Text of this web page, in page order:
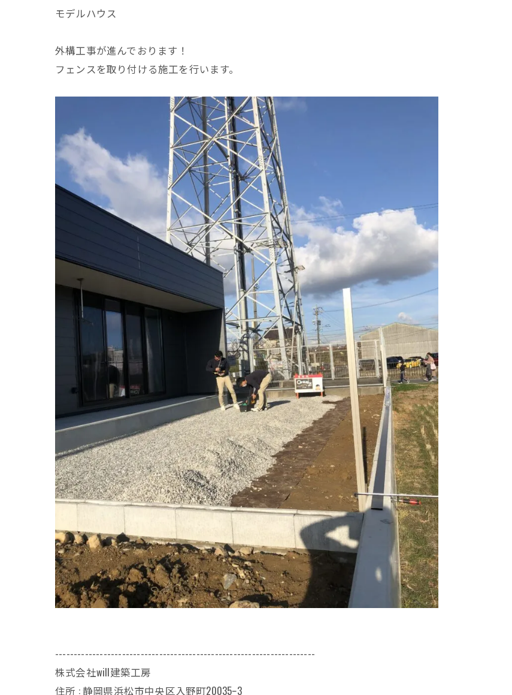
モデルハウス
外構工事が進んでおります！
フェンスを取り付ける施工を行います。
----------------------------------------------------------------------
株式会社will建築工房
住所 : 静岡県浜松市中央区入野町20035ｰ3